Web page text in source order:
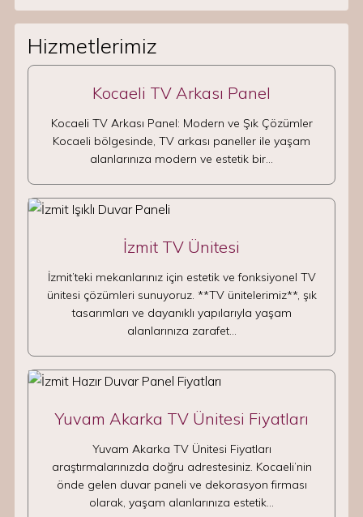
Hizmetlerimiz
Kocaeli TV Arkası Panel
Kocaeli TV Arkası Panel: Modern ve Şık Çözümler
Kocaeli bölgesinde, TV arkası paneller ile yaşam
alanlarınıza modern ve estetik bir…
İzmit TV Ünitesi
İzmit’teki mekanlarınız için estetik ve fonksiyonel TV
ünitesi çözümleri sunuyoruz. **TV ünitelerimiz**, şık
tasarımları ve dayanıklı yapılarıyla yaşam
alanlarınıza zarafet…
Yuvam Akarka TV Ünitesi Fiyatları
Yuvam Akarka TV Ünitesi Fiyatları
araştırmalarınızda doğru adrestesiniz. Kocaeli’nin
önde gelen duvar paneli ve dekorasyon firması
olarak, yaşam alanlarınıza estetik…